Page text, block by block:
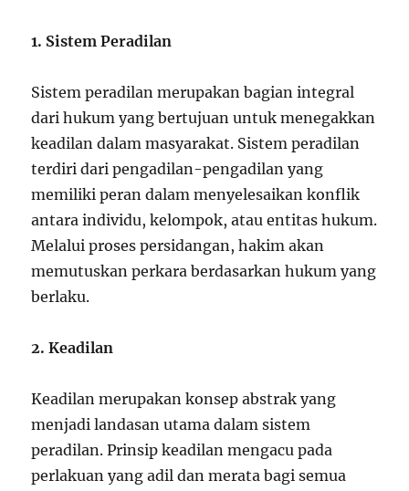
1. Sistem Peradilan
Sistem peradilan merupakan bagian integral
dari hukum yang bertujuan untuk menegakkan
keadilan dalam masyarakat. Sistem peradilan
terdiri dari pengadilan-pengadilan yang
memiliki peran dalam menyelesaikan konflik
antara individu, kelompok, atau entitas hukum.
Melalui proses persidangan, hakim akan
memutuskan perkara berdasarkan hukum yang
berlaku.
2. Keadilan
Keadilan merupakan konsep abstrak yang
menjadi landasan utama dalam sistem
peradilan. Prinsip keadilan mengacu pada
perlakuan yang adil dan merata bagi semua